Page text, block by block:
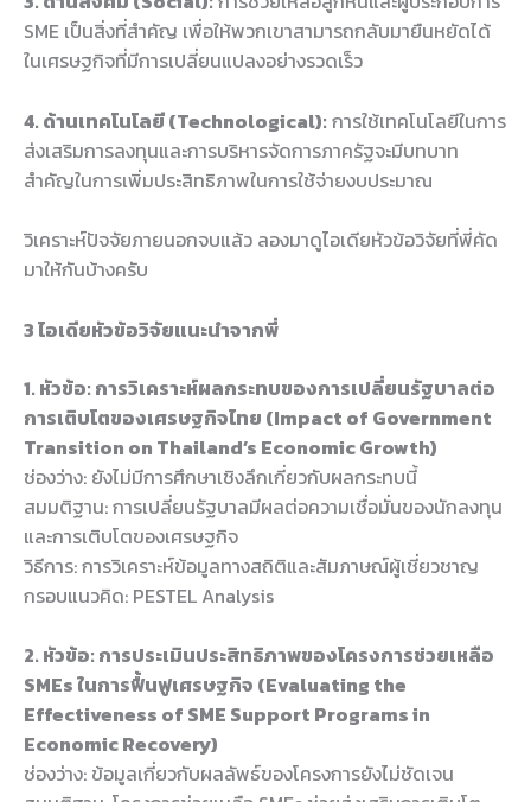
SME เป็นสิ่งที่สำคัญ เพื่อให้พวกเขาสามารถกลับมายืนหยัดได้
ในเศรษฐกิจที่มีการเปลี่ยนแปลงอย่างรวดเร็ว
4. ด้านเทคโนโลยี (Technological): การใช้เทคโนโลยีในการ
ส่งเสริมการลงทุนและการบริหารจัดการภาครัฐจะมีบทบาท
สำคัญในการเพิ่มประสิทธิภาพในการใช้จ่ายงบประมาณ
วิเคราะห์ปัจจัยภายนอกจบแล้ว ลองมาดูไอเดียหัวข้อวิจัยที่พี่คัด
มาให้กันบ้างครับ
3 ไอเดียหัวข้อวิจัยแนะนำจากพี่
1. หัวข้อ: การวิเคราะห์ผลกระทบของการเปลี่ยนรัฐบาลต่อ
การเติบโตของเศรษฐกิจไทย (Impact of Government
Transition on Thailand’s Economic Growth)
ช่องว่าง: ยังไม่มีการศึกษาเชิงลึกเกี่ยวกับผลกระทบนี้
สมมติฐาน: การเปลี่ยนรัฐบาลมีผลต่อความเชื่อมั่นของนักลงทุน
และการเติบโตของเศรษฐกิจ
วิธีการ: การวิเคราะห์ข้อมูลทางสถิติและสัมภาษณ์ผู้เชี่ยวชาญ
กรอบแนวคิด: PESTEL Analysis
2. หัวข้อ: การประเมินประสิทธิภาพของโครงการช่วยเหลือ
SMEs ในการฟื้นฟูเศรษฐกิจ (Evaluating the
Effectiveness of SME Support Programs in
Economic Recovery)
ช่องว่าง: ข้อมูลเกี่ยวกับผลลัพธ์ของโครงการยังไม่ชัดเจน